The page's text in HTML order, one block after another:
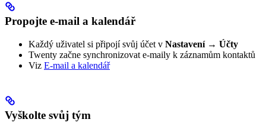
Propojte e-mail a kalendář
Každý uživatel si připojí svůj účet v Nastavení → Účty
Twenty začne synchronizovat e-maily k záznamům kontaktů
Viz E-mail a kalendář
Vyškolte svůj tým